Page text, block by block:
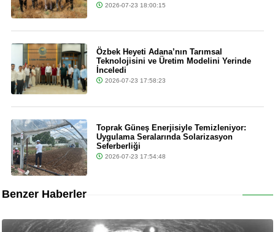
2026-07-23 18:00:15
Özbek Heyeti Adana’nın Tarımsal
Teknolojisini ve Üretim Modelini Yerinde
İnceledi
2026-07-23 17:58:23
Toprak Güneş Enerjisiyle Temizleniyor:
Uygulama Seralarında Solarizasyon
Seferberliği
2026-07-23 17:54:48
Benzer Haberler